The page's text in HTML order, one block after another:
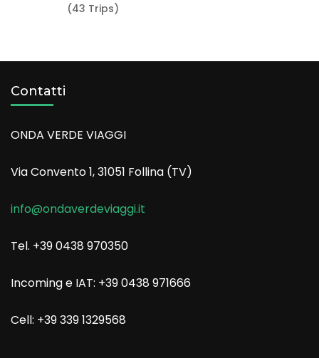
(43 Trips)
Contatti
ONDA VERDE VIAGGI
Via Convento 1, 31051 Follina (TV)
info@ondaverdeviaggi.it
Tel. +39 0438 970350
Incoming e IAT: +39 0438 971666
Cell: +39 339 1329568